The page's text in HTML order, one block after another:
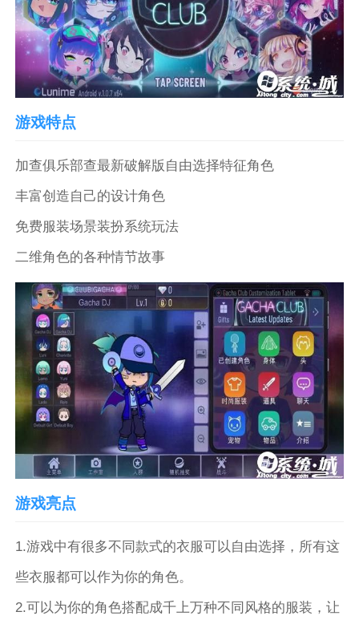
游戏特点
加查俱乐部查最新破解版自由选择特征角色
丰富创造自己的设计角色
免费服装场景装扮系统玩法
二维角色的各种情节故事
游戏亮点
1.游戏中有很多不同款式的衣服可以自由选择，所有这
些衣服都可以作为你的角色。
2.可以为你的角色搭配成千上万种不同风格的服装，让